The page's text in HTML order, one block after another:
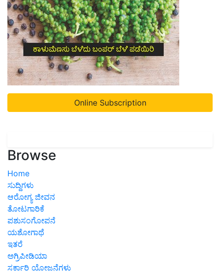
Online Subscription
Browse
Home
ಸುದ್ದಿಗಳು
ಆರೋಗ್ಯ ಜೀವನ
ತೋಟಗಾರಿಕೆ
ಪಶುಸಂಗೋಪನೆ
ಯಶೋಗಾಥೆ
ಇತರೆ
ಅಗ್ರಿಪೀಡಿಯಾ
ಸರ್ಕಾರಿ ಯೋಜನೆಗಳು